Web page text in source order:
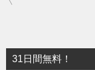
ビ
31日間無料！